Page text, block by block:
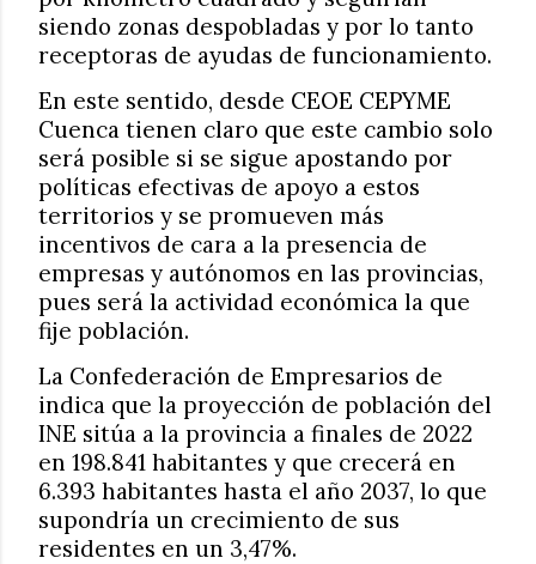
siendo zonas despobladas y por lo tanto
receptoras de ayudas de funcionamiento.
En este sentido, desde CEOE CEPYME
Cuenca tienen claro que este cambio solo
será posible si se sigue apostando por
políticas efectivas de apoyo a estos
territorios y se promueven más
incentivos de cara a la presencia de
empresas y autónomos en las provincias,
pues será la actividad económica la que
fije población.
La Confederación de Empresarios de
indica que la proyección de población del
INE sitúa a la provincia a finales de 2022
en 198.841 habitantes y que crecerá en
6.393 habitantes hasta el año 2037, lo que
supondría un crecimiento de sus
residentes en un 3,47%.